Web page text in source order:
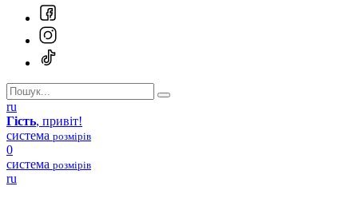
ru
Гість, привіт!
система розмірів
0
система розмірів
ru